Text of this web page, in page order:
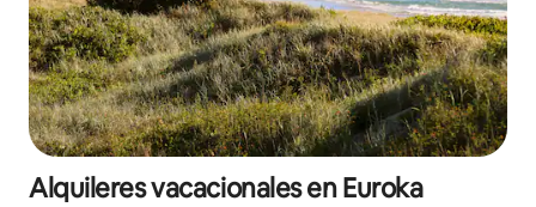
Alquileres vacacionales en Euroka